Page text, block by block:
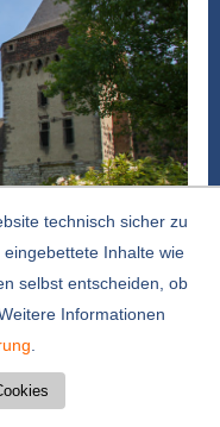
technisch sicher zu
Inhalte wie
selbst entscheiden, ob
Informationen
das Archiv im
in
und Archiv“ an.
mit einer